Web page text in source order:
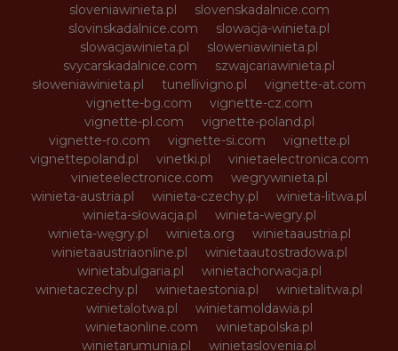
sloveniawinieta.pl
slovenskadalnice.com
slovinskadalnice.com
slowacja-winieta.pl
slowacjawinieta.pl
sloweniawinieta.pl
svycarskadalnice.com
szwajcariawinieta.pl
słoweniawinieta.pl
tunellivigno.pl
vignette-at.com
vignette-bg.com
vignette-cz.com
vignette-pl.com
vignette-poland.pl
vignette-ro.com
vignette-si.com
vignette.pl
vignettepoland.pl
vinetki.pl
vinietaelectronica.com
vinieteelectronice.com
wegrywinieta.pl
winieta-austria.pl
winieta-czechy.pl
winieta-litwa.pl
winieta-słowacja.pl
winieta-wegry.pl
winieta-węgry.pl
winieta.org
winietaaustria.pl
winietaaustriaonline.pl
winietaautostradowa.pl
winietabulgaria.pl
winietachorwacja.pl
winietaczechy.pl
winietaestonia.pl
winietalitwa.pl
winietalotwa.pl
winietamoldawia.pl
winietaonline.com
winietapolska.pl
winietarumunia.pl
winietaslovenia.pl